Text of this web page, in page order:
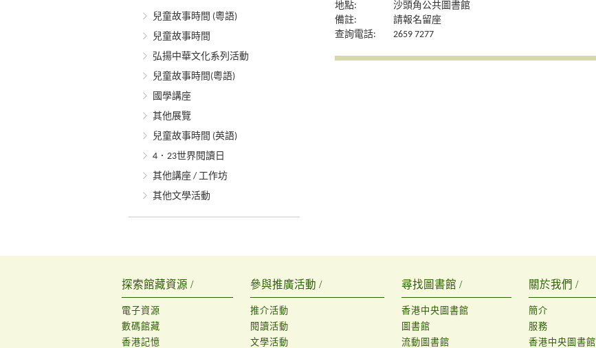
兒童故事時間 (粵語)
兒童故事時間
弘揚中華文化系列活動
兒童故事時間(粵語)
國學講座
其他展覽
兒童故事時間 (英語)
4．23世界閱讀日
其他講座 / 工作坊
其他文學活動
地點:
沙頭角公共圖書館
備註:
請報名留座
查詢電話:
2659 7277
探索館藏資源 /
電子資源
數碼館藏
香港記憶
參與推廣活動 /
推介活動
閱讀活動
文學活動
尋找圖書館 /
香港中央圖書館
圖書館
流動圖書館
關於我們 /
簡介
服務
香港中央圖書館